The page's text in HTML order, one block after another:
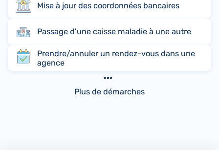
Mise à jour des coordonnées bancaires
Passage d'une caisse maladie à une autre
Prendre/annuler un rendez-vous dans une
agence
Plus de démarches